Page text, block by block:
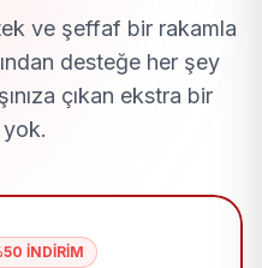
ve şeffaf bir rakamla
desteğe her şey
çıkan ekstra bir
İNDİRİM